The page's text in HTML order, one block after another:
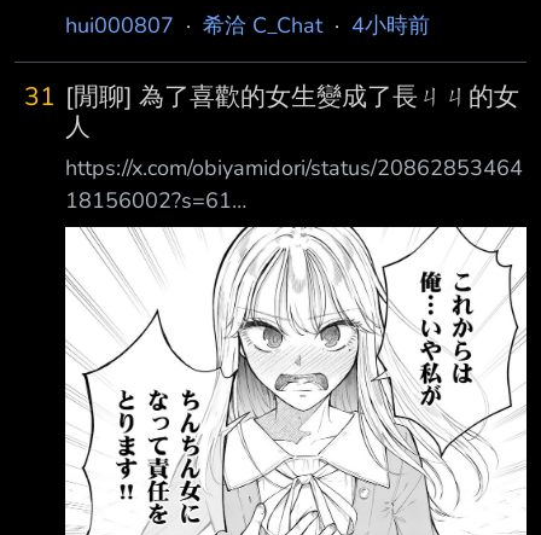
抽，還可以換2鏈，但是清宵的狀況怎麼樣都讓
況狐狸還有鎖冥要抽 有拉表仙人簡評清宵狀況
嗎 --
hui000807 · 希洽 C_Chat· 4小時前
31 [閒聊] 為了喜歡的女生變成了長ㄐㄐ的女
人
https://x.com/obiyamidori/status/20862853464
18156002?s=61
https://i.imgur.com/1y0CuU2.jpeg 接下來俺…不
是我會作為有ㄐㄐ的女人負起責任的！ 為什麼
會變成這樣呢
https://i.imgur.com/HM7fWqJ.jpeg 從小王子系
女生 被笑說是不是長著ㄐㄐ啊 國中時那位男生
竟然就來告白了
https://i.imgur.com/jCwaQDJ.jpeg 不管幾次都拒
絕他 https://i.imgur.com